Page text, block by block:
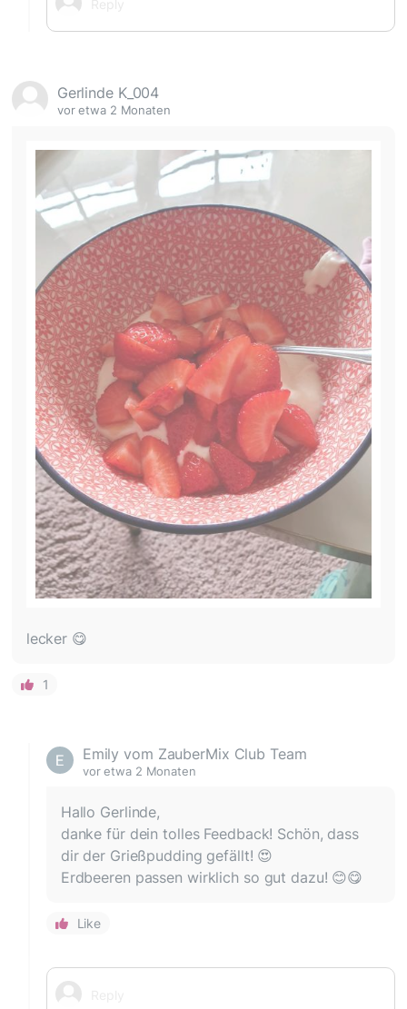
Gerlinde K_004
vor etwa 2 Monaten
lecker 😋
1
Emily vom ZauberMix Club Team
vor etwa 2 Monaten
Hallo Gerlinde,
danke für dein tolles Feedback! Schön, dass
dir der Grießpudding gefällt! 😍
Erdbeeren passen wirklich so gut dazu! 😊😋
Like